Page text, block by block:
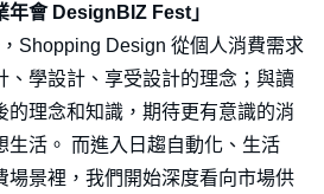
年會 DesignBIZ Fest」
Shopping Design 從個人消費需求
、學設計、享受設計的理念；與讀
的理念和知識，期待更有意識的消
生活。 而進入日趨自動化、生活
場景裡，我們開始深度看向市場供